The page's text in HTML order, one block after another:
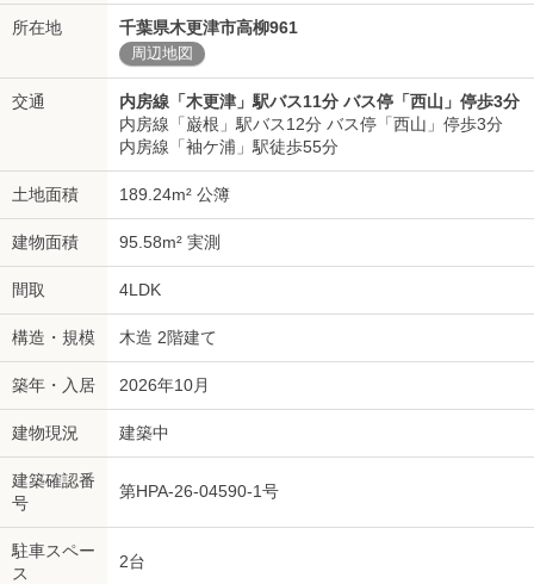
所在地 千葉県木更津市高柳961
周辺地図
交通
内房線「木更津」駅バス11分 バス停「西山」停歩3分
内房線「巌根」駅バス12分 バス停「西山」停歩3分
内房線「袖ケ浦」駅徒歩55分
土地面積 189.24m² 公簿
建物面積 95.58m² 実測
間取 4LDK
構造・規模 木造 2階建て
築年・入居 2026年10月
建物現況 建築中
建築確認番
号
第HPA-26-04590-1号
駐車スペー
ス
2台